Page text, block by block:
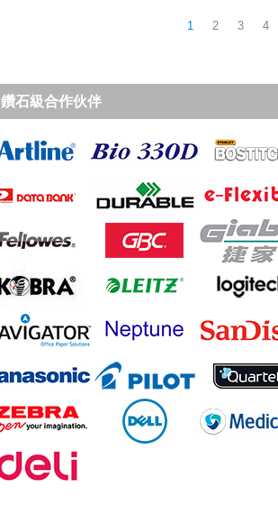
1 2 3 4
鑽石級合作伙伴